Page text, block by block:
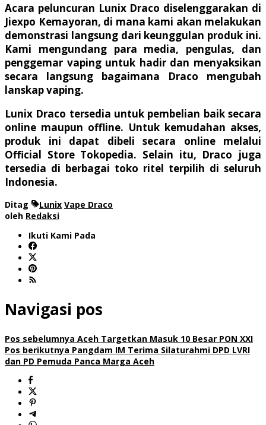
Acara peluncuran Lunix Draco diselenggarakan di
Jiexpo Kemayoran, di mana kami akan melakukan
demonstrasi langsung dari keunggulan produk ini.
Kami mengundang para media, pengulas, dan
penggemar vaping untuk hadir dan menyaksikan
secara langsung bagaimana Draco mengubah
lanskap vaping.
Lunix Draco tersedia untuk pembelian baik secara
online maupun offline. Untuk kemudahan akses,
produk ini dapat dibeli secara online melalui
Official Store Tokopedia. Selain itu, Draco juga
tersedia di berbagai toko ritel terpilih di seluruh
Indonesia.
Ditag Lunix Vape Draco
oleh Redaksi
Ikuti Kami Pada
Navigasi pos
Pos sebelumnya Aceh Targetkan Masuk 10 Besar PON XXI
Pos berikutnya Pangdam IM Terima Silaturahmi DPD LVRI
dan PD Pemuda Panca Marga Aceh